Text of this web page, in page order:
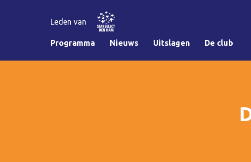
Leden van
Programma Nieuws Uitslagen De club